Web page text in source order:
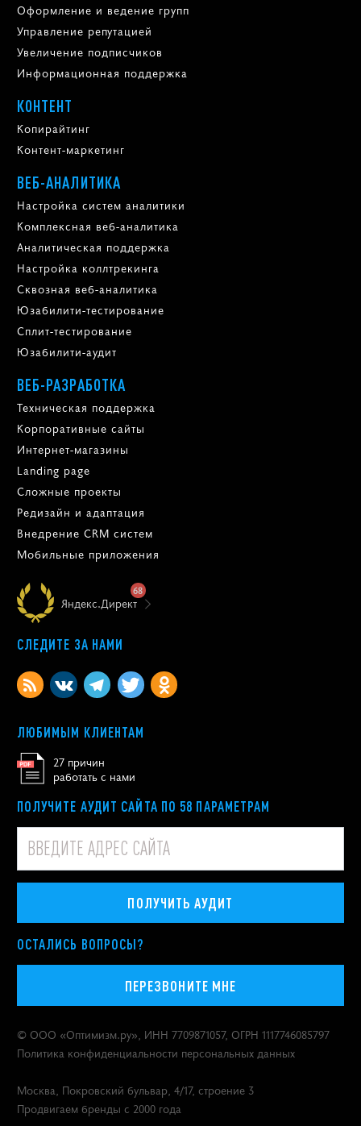
Оформление и ведение групп
Управление репутацией
Увеличение подписчиков
Информационная поддержка
КОНТЕНТ
Копирайтинг
Контент-маркетинг
ВЕБ-АНАЛИТИКА
Настройка систем аналитики
Комплексная веб-аналитика
Аналитическая поддержка
Настройка коллтрекинга
Сквозная веб-аналитика
Юзабилити-тестирование
Сплит-тестирование
Юзабилити-аудит
ВЕБ-РАЗРАБОТКА
Техническая поддержка
Корпоративные сайты
Интернет-магазины
Landing page
Сложные проекты
Редизайн и адаптация
Внедрение CRM систем
Мобильные приложения
Яндекс.Директ
68
СЛЕДИТЕ ЗА НАМИ
ЛЮБИМЫМ КЛИЕНТАМ
27 причин
работать с нами
ПОЛУЧИТЕ АУДИТ САЙТА ПО 58 ПАРАМЕТРАМ
ПОЛУЧИТЬ АУДИТ
ОСТАЛИСЬ ВОПРОСЫ?
ПЕРЕЗВОНИТЕ МНЕ
© ООО «Оптимизм.ру», ИНН 7709871057, ОГРН 1117746085797
Политика конфиденциальности персональных данных
Москва Покровский бульвар, 4/17, строение 3
Продвигаем бренды с 2000 года